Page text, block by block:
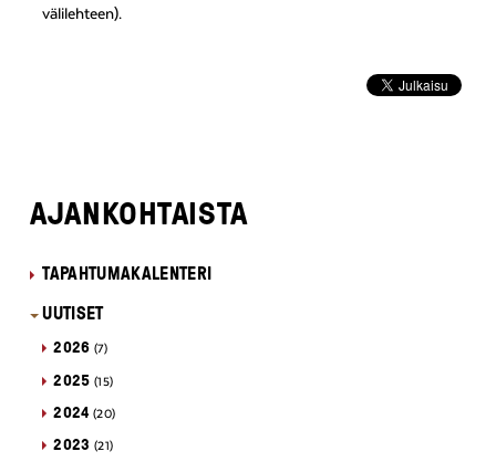
välilehteen).
AJANKOHTAISTA
TAPAHTUMAKALENTERI
UUTISET
2026 (7)
2025 (15)
2024 (20)
2023 (21)